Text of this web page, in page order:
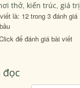
thở, kiến trúc,giá trị
là: 12 trong 3 đánh giá
để đánh giá bài viết
đọc